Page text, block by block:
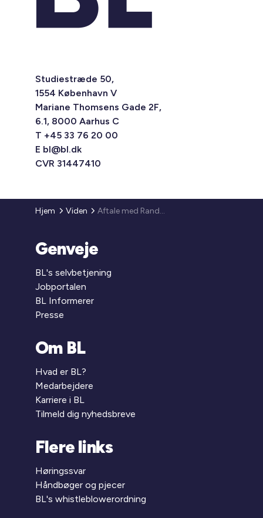
Studiestræde 50,
1554 København V
Mariane Thomsens Gade 2F,
6.1, 8000 Aarhus C
T +45 33 76 20 00
E bl@bl.dk
CVR 31447410
Hjem Viden Aftale med Randers Kommune
Genveje
BL's selvbetjening
Jobportalen
BL Informerer
Presse
Om BL
Hvad er BL?
Medarbejdere
Karriere i BL
Tilmeld dig nyhedsbreve
Flere links
Høringssvar
Håndbøger og pjecer
BL's whistleblowerordning